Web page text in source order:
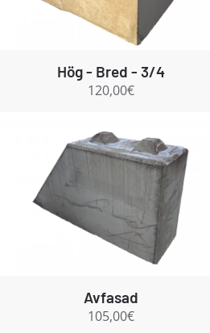
Hög - Bred - 3/4
120,00€
Avfasad
105,00€